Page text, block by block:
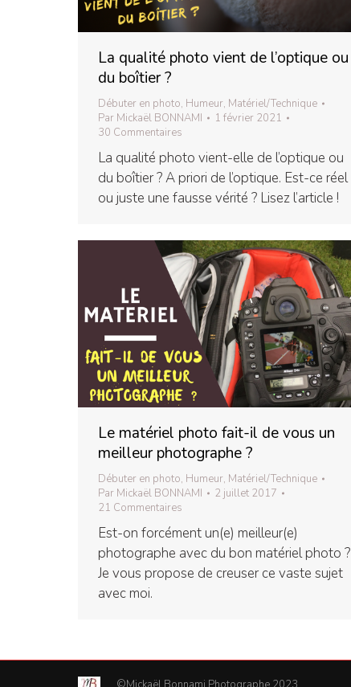
La qualité photo vient de l’optique ou
du boîtier ?
Débuter en photo, Humeur, Matériel/Technique
Par Mickaël BONNAMI
1 février 2021
30 Commentaires
La qualité photo vient-elle de l’optique ou
du boîtier ? A priori de l’optique. Est-ce réel
ou juste une fausse vérité ? Lisez l’article !
Le matériel photo fait-il de vous un
meilleur photographe ?
Débuter en photo, Humeur, Matériel/Technique
Par Mickaël BONNAMI
2 juillet 2017
21 Commentaires
Est-on forcément un(e) meilleur(e)
photographe avec du bon matériel photo ?
Je vous propose de creuser ce vaste sujet
avec moi.